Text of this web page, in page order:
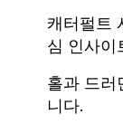
캐터펄트
심 인사이
홀과 드러
니다.